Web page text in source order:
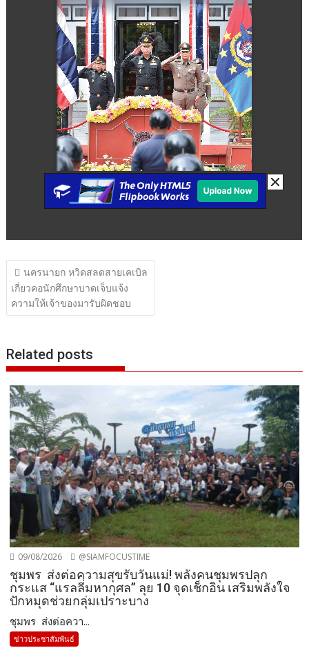
แนะแนว
เรื่อง
นครนายก หวิดสลดสายเคเบิล
เกี่ยวคอนักศึกษาบาดเจ็บแจ้ง
ความให้เจ้าของมารับผิดชอบ
Related posts
09/08/2026 @SIAMFOCUSTIME
ชุมพร ส่งต่อความสุขรับวันแม่! พลังคนชุมพรปลุก
กระแส “แรลลี่มหากุศล” ลุย 10 จุดเช็กอิน เสริมพลังใจ
ปักหมุดช่วยกลุ่มเปราะบาง
ชุมพร ส่งต่อควา...
ข่าวประชาสัมพันธ์